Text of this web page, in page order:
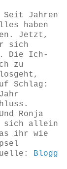
Jahren
haben
Jetzt,
sich
Die Ich-
zu
Schlag:
Ronja
sich allein
ihr wie
Blogg